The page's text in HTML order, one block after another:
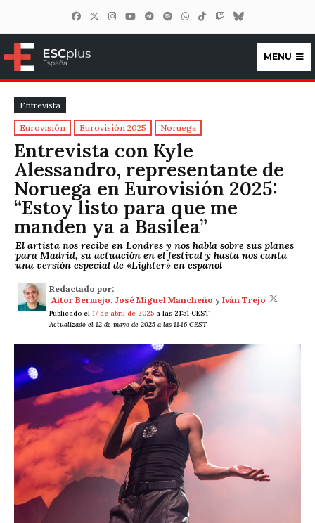
ESCplus España
MENU
Entrevista
Eurovisión Eurovisión 2025 Noruega
Entrevista con Kyle
Alessandro, representante de
Noruega en Eurovisión 2025:
“Estoy listo para que me
manden ya a Basilea”
El artista nos recibe en Londres y nos habla sobre sus planes
para Madrid, su actuación en el festival y hasta nos canta
una versión especial de «Lighter» en español
Redactado por:
Aitor Bermejo, José Miguel Mancheño y Iván Trejo
Publicado el 17 de abril de 2025 a las 21:51 CEST
Actualizado el 12 de mayo de 2025 a las 11:16 CEST